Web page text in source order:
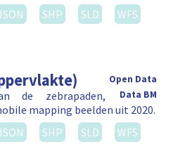
SHP SLD
WFS
Open Data
Data BM
de zebrapaden,
mapping beelden uit 2020.
SHP SLD
WFS